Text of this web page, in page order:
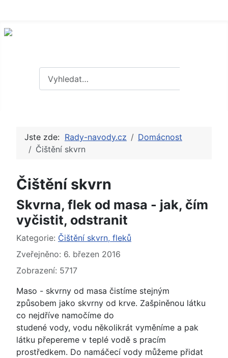
Jste zde: Rady-navody.cz
Domácnost
Čištění skvrn
Čištění skvrn
Skvrna, flek od masa - jak, čím
vyčistit, odstranit
Základní údaje
Kategorie: Čištění skvrn, fleků
Zveřejněno: 6. březen 2016
Zobrazení: 5717
Maso - skvrny od masa čistíme stejným
způsobem jako skvrny od krve. Zašpiněnou látku
co nejdříve namočíme do
studené vody, vodu několikrát vyměníme a pak
látku přepereme v teplé vodě s pracím
prostředkem. Do namáčecí vody můžeme přidat